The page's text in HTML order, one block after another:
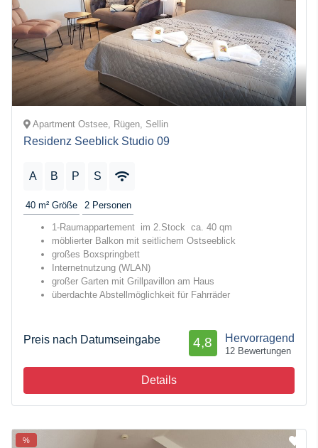
Apartment Ostsee, Rügen, Sellin
Residenz Seeblick Studio 09
A B P S
40 m² Größe 2 Personen
1-Raumappartement im 2.Stock ca. 40 qm
möblierter Balkon mit seitlichem Ostseeblick
großes Boxspringbett
Internetnutzung (WLAN)
großer Garten mit Grillpavillon am Haus
überdachte Abstellmöglichkeit für Fahrräder
Preis nach Datumseingabe Hervorragend
4,8
12 Bewertungen
Details
%